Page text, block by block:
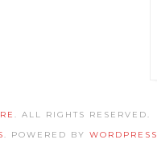
. ALL RIGHTS RESERVED.
. POWERED BY WORDPRESS